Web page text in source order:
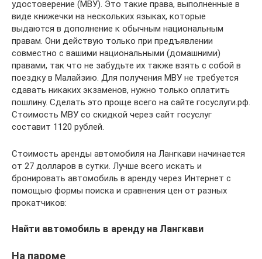
удостоверение (МВУ). Это такие права, выполненные в
виде книжечки на нескольких языках, которые
выдаются в дополнение к обычным национальным
правам. Они действую только при предъявлении
совместно с вашими национальными (домашними)
правами, так что не забудьте их также взять с собой в
поездку в Малайзию. Для получения МВУ не требуется
сдавать никаких экзаменов, нужно только оплатить
пошлину. Сделать это проще всего на сайте госуслуги.рф.
Стоимость МВУ со скидкой через сайт госуслуг
составит 1120 рублей.
Стоимость аренды автомобиля на Лангкави начинается
от 27 долларов в сутки. Лучше всего искать и
бронировать автомобиль в аренду через Интернет с
помощью формы поиска и сравнения цен от разных
прокатчиков:
Найти автомобиль в аренду на Лангкави
На пароме